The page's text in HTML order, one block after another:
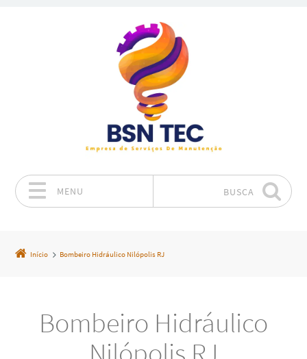
MENU BUSCA
Início Bombeiro Hidráulico Nilópolis RJ
Bombeiro Hidráulico